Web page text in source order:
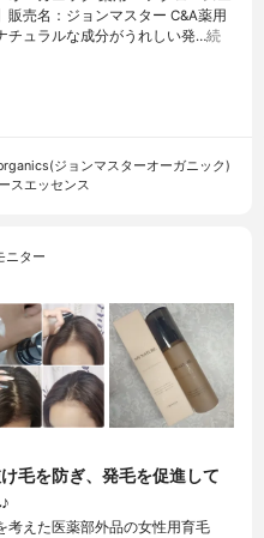
販売名：ジョンマスター C&A薬用
チュラルな成分がうれしい発…続
ジョンマスターオーガニック)
スエッセンス
ニター
毛を防ぎ、発毛を促進して
考えた医薬部外品の女性用育毛